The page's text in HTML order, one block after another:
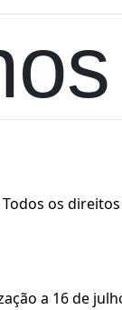
Todos os
a 16 de